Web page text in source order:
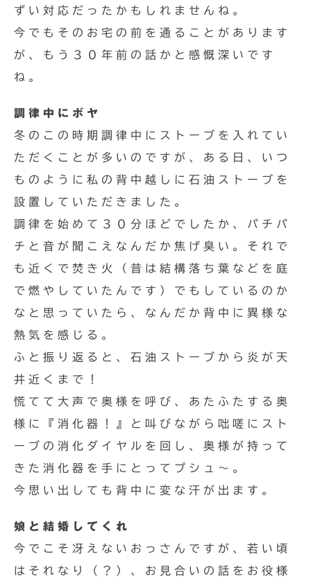
ずい対応だったかもしれませんね。
今でもそのお宅の前を通ることがあります
が、もう３０年前の話かと感慨深いです
ね。
調律中にボヤ
冬のこの時期調律中にストーブを入れてい
ただくことが多いのですが、ある日、いつ
ものように私の背中越しに石油ストーブを
設置していただきました。
調律を始めて３０分ほどでしたか、パチパ
チと音が聞こえなんだか焦げ臭い。それで
も近くで焚き火（昔は結構落ち葉などを庭
で燃やしていたんです）でもしているのか
なと思っていたら、なんだか背中に異様な
熱気を感じる。
ふと振り返ると、石油ストーブから炎が天
井近くまで！
慌てて大声で奥様を呼び、あたふたする奥
様に『消化器！』と叫びながら咄嗟にスト
ーブの消化ダイヤルを回し、奥様が持って
きた消化器を手にとってプシュ〜。
今思い出しても背中に変な汗が出ます。
娘と結婚してくれ
今でこそ冴えないおっさんですが、若い頃
はそれなり（？）、お見合いの話をお役様